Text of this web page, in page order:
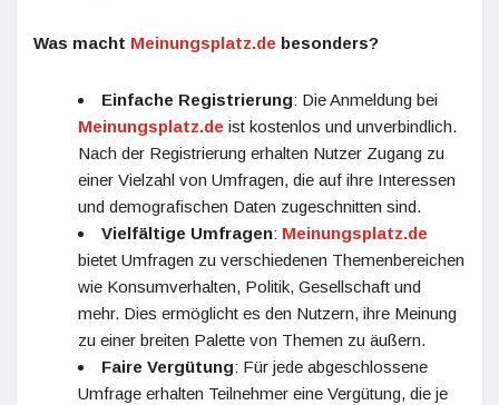
Was macht Meinungsplatz.de besonders?
Einfache Registrierung: Die Anmeldung bei
Meinungsplatz.de ist kostenlos und unverbindlich.
Nach der Registrierung erhalten Nutzer Zugang zu
einer Vielzahl von Umfragen, die auf ihre Interessen
und demografischen Daten zugeschnitten sind.
Vielfältige Umfragen: Meinungsplatz.de
bietet Umfragen zu verschiedenen Themenbereichen
wie Konsumverhalten, Politik, Gesellschaft und
mehr. Dies ermöglicht es den Nutzern, ihre Meinung
zu einer breiten Palette von Themen zu äußern.
Faire Vergütung: Für jede abgeschlossene
Umfrage erhalten Teilnehmer eine Vergütung, die je